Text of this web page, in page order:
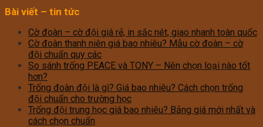
Bài viết – tin tức
Cờ đoàn – cờ đội giá rẻ, in sắc nét, giao nhanh toàn quốc
Cờ đoàn thanh niên giá bao nhiêu? Mẫu cờ đoàn – cờ
đội chuẩn quy các
So sánh trống PEACE và TONY – Nên chọn loại nào tốt
hơn?
Trống đoàn đội là gì? Giá bao nhiêu? Cách chọn trống
đội chuẩn cho trường học
Trống đội trung học giá bao nhiêu? Bảng giá mới nhất và
cách chọn chuẩn